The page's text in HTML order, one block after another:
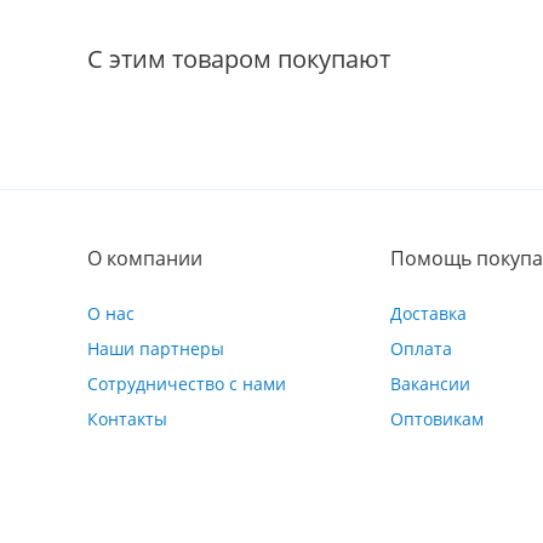
С этим товаром покупают
О компании
О нас
Наши партнеры
Сотрудничество с нами
Контакты
Помощь
Доставка
Оплата
Вакансии
Оптовикам